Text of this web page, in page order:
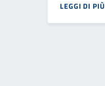
LEGGI DI PIÙ